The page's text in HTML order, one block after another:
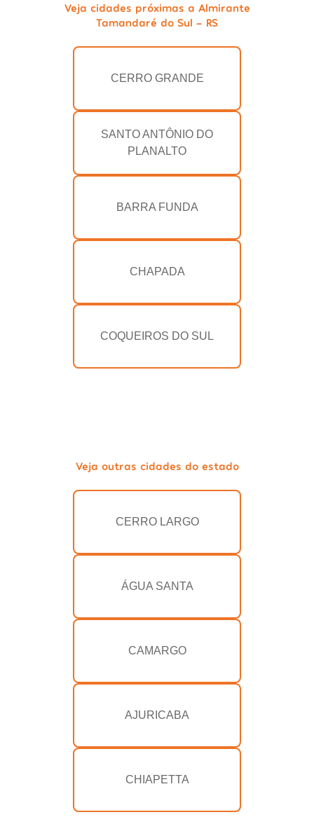
Veja cidades próximas a Almirante
Tamandaré do Sul - RS
CERRO GRANDE
SANTO ANTÔNIO DO
PLANALTO
BARRA FUNDA
CHAPADA
COQUEIROS DO SUL
Veja outras cidades do estado
CERRO LARGO
ÁGUA SANTA
CAMARGO
AJURICABA
CHIAPETTA